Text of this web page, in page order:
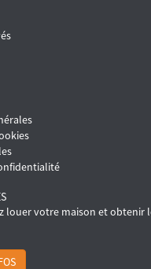
louer votre maison et obtenir